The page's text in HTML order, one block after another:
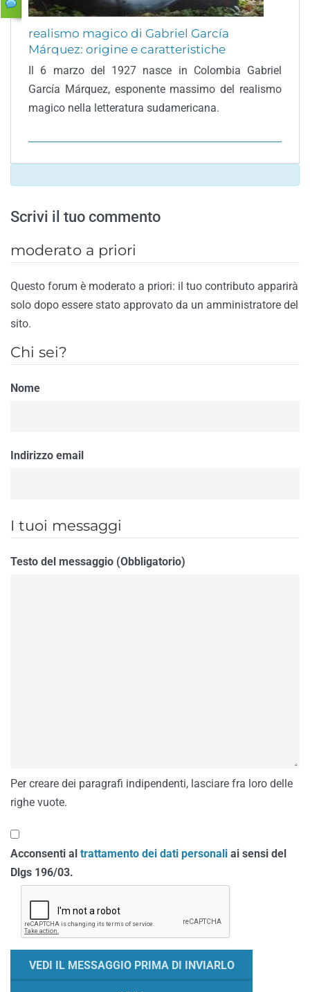
realismo magico di Gabriel García
Márquez: origine e caratteristiche
Il 6 marzo del 1927 nasce in Colombia Gabriel
García Márquez, esponente massimo del realismo
magico nella letteratura sudamericana.
Scrivi il tuo commento
moderato a priori
Questo forum è moderato a priori: il tuo contributo apparirà
solo dopo essere stato approvato da un amministratore del
sito.
Chi sei?
Nome
Indirizzo email
I tuoi messaggi
Testo del messaggio (Obbligatorio)
Per creare dei paragrafi indipendenti, lasciare fra loro delle
righe vuote.
Acconsenti al trattamento dei dati personali ai sensi del
Dlgs 196/03.